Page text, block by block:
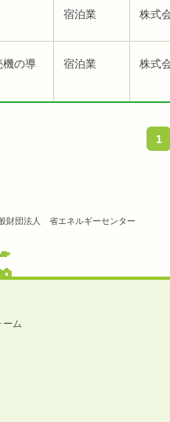
宿泊業 株式
機の導
宿泊業 株式
1
財団法人 省エネルギーセンター
ーム